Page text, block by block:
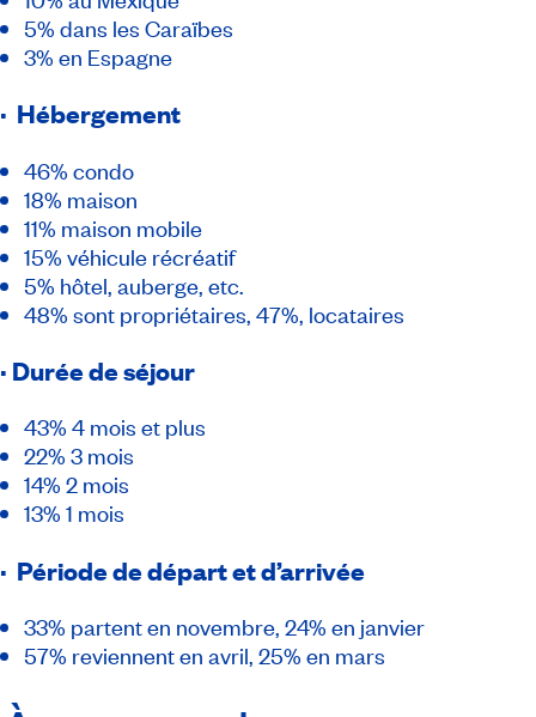
5% dans les Caraïbes
3% en Espagne
· Hébergement
46% condo
18% maison
11% maison mobile
15% véhicule récréatif
5% hôtel, auberge, etc.
48% sont propriétaires, 47%, locataires
· Durée de séjour
43% 4 mois et plus
22% 3 mois
14% 2 mois
13% 1 mois
· Période de départ et d’arrivée
33% partent en novembre, 24% en janvier
57% reviennent en avril, 25% en mars